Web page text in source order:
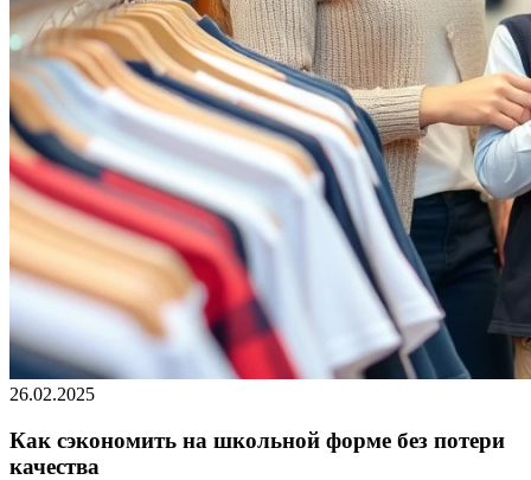
26.02.2025
Как сэкономить на школьной форме без потери
качества